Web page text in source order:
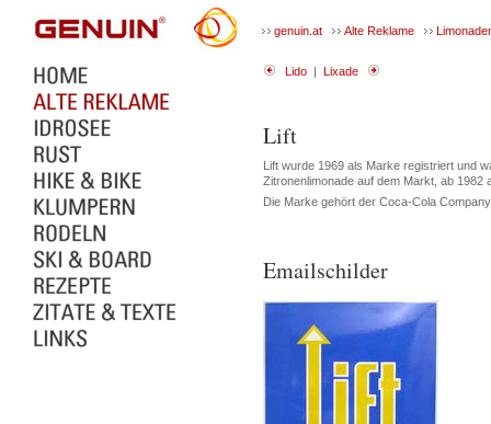
genuin.at Alte Reklame
Lido | Lixade
Lift
Lift wurde 1969 als Marke registriert und
Zitronenlimonade auf dem Markt, ab 1982
Die Marke gehört der Coca-Cola
Emailschilder